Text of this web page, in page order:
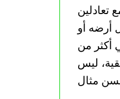
تعادلين
أرضه أو
أكثر من
ليس
مثال